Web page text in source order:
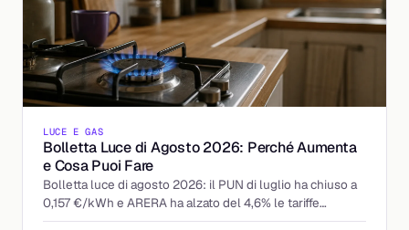
LUCE E GAS
Bolletta Luce di Agosto 2026: Perché Aumenta
e Cosa Puoi Fare
Bolletta luce di agosto 2026: il PUN di luglio ha chiuso a
0,157 €/kWh e ARERA ha alzato del 4,6% le tariffe
tutelate. Chi paga di più e come reagire.